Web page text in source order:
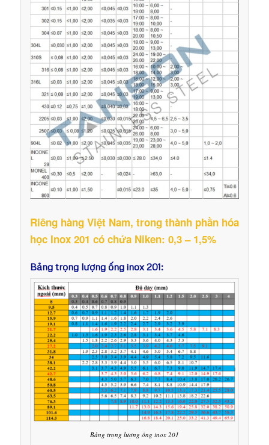
Riêng hàng Việt Nam, trong thành phần hóa
học Inox 201 có chứa Niken: 0,3 – 1,5%
Bảng trọng lượng ống inox 201:
Bảng trọng lượng ống inox 201